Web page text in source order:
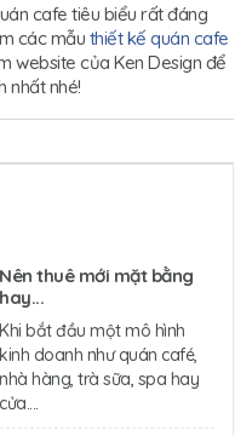
cafe tiêu biểu rất đáng
các mẫu thiết kế quán cafe
website của Ken Design để
nhất nhé!
Nên thuê mới mặt bằng
hay...
Khi bắt đầu một mô hình
kinh doanh như quán café,
nhà hàng, trà sữa, spa hay
cửa....